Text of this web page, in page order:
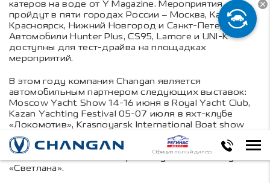
Официальный дилер
катеров на воде от Y Magazine. Мероприятия
пройдут в пяти городах России – Москва, Казань,
Красноярск, Нижний Новгород и Санкт-Петербург.
Автомобили Hunter Plus, CS95, Lamore и UNI-K
доступны для тест-драйва на площадках
мероприятий.
В этом году компания Changan является
автомобильным партнером следующих выставок:
Moscow Yacht Show 14-16 июня в Royal Yacht Club,
Kazan Yachting Festival 05-07 июля в яхт-клубе
«Локомотив», Krasnoyarsk International Boat show
23-25 августа, International Boat Show 30-31 августа
в Нижнем Новгороде и St. Petersburg International
Boat Show 06-08 сентября в Royal Park яхт-клубе
«Светлана».